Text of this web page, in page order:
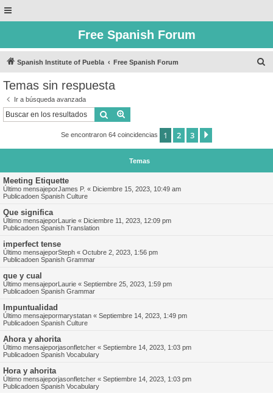
Free Spanish Forum
Spanish Institute of Puebla Free Spanish Forum
Temas sin respuesta
Ir a búsqueda avanzada
Buscar
Se encontraron 64 coincidencias 1 2 3
Temas
Meeting Etiquette
Último mensajeporJames P. « Diciembre 15, 2023, 10:49 am
Publicadoen Spanish Culture
Que significa
Último mensajeporLaurie « Diciembre 11, 2023, 12:09 pm
Publicadoen Spanish Translation
imperfect tense
Último mensajeporSteph « Octubre 2, 2023, 1:56 pm
Publicadoen Spanish Grammar
que y cual
Último mensajeporLaurie « Septiembre 25, 2023, 1:59 pm
Publicadoen Spanish Grammar
Impuntualidad
Último mensajepormarystatan « Septiembre 14, 2023, 1:49 pm
Publicadoen Spanish Culture
Ahora y ahorita
Último mensajeporjasonfletcher « Septiembre 14, 2023, 1:03 pm
Publicadoen Spanish Vocabulary
Hora y ahorita
Último mensajeporjasonfletcher « Septiembre 14, 2023, 1:03 pm
Publicadoen Spanish Vocabulary